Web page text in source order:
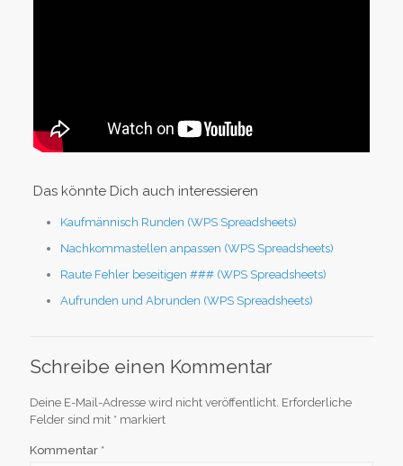
Das könnte Dich auch interessieren
Kaufmännisch Runden (WPS Spreadsheets)
Nachkommastellen anpassen (WPS Spreadsheets)
Raute Fehler beseitigen ### (WPS Spreadsheets)
Aufrunden und Abrunden (WPS Spreadsheets)
Schreibe einen Kommentar
Deine E-Mail-Adresse wird nicht veröffentlicht. Erforderliche
Felder sind mit * markiert
Kommentar *